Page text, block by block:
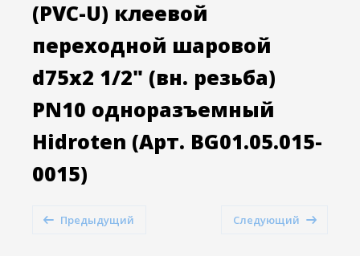
(PVC-U) клеевой
переходной шаровой
d75x2 1/2" (вн. резьба)
PN10 одноразъемный
Hidroten (Арт. BG01.05.015-
0015)
Предыдущий Следующий